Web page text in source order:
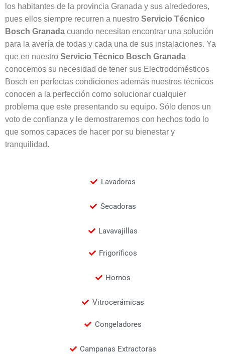
los habitantes de la provincia Granada y sus alrededores,
pues ellos siempre recurren a nuestro Servicio Técnico
Bosch Granada cuando necesitan encontrar una solución
para la avería de todas y cada una de sus instalaciones. Ya
que en nuestro Servicio Técnico Bosch Granada
conocemos su necesidad de tener sus Electrodomésticos
Bosch en perfectas condiciones además nuestros técnicos
conocen a la perfección como solucionar cualquier
problema que este presentando su equipo. Sólo denos un
voto de confianza y le demostraremos con hechos todo lo
que somos capaces de hacer por su bienestar y
tranquilidad.
Lavadoras
Secadoras
Lavavajillas
Frigoríficos
Hornos
Vitrocerámicas
Congeladores
Campanas Extractoras